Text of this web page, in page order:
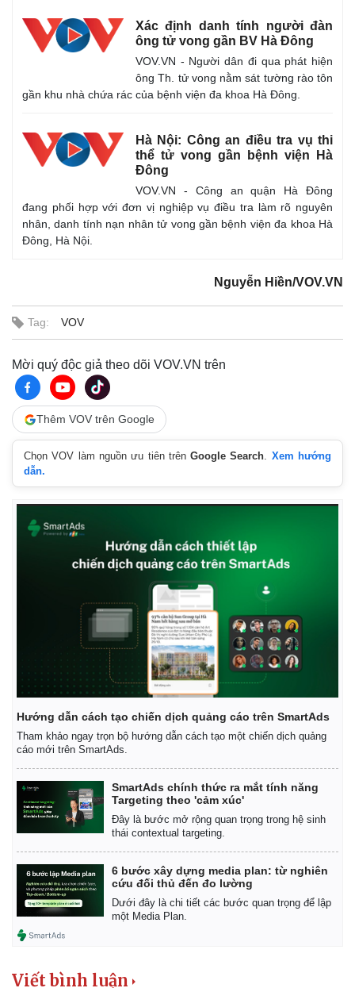
Kinh tế
Bất động sản
Khởi nghiệp
Thị trường
Giá vàng
Tiêu dùng
Giá cà phê
Xác định danh tính người đàn
ông tử vong gần BV Hà Đông
VOV.VN - Người dân đi qua phát hiện
ông Th. tử vong nằm sát tường rào tôn
gần khu nhà chứa rác của bệnh viện đa khoa Hà Đông.
Hà Nội: Công an điều tra vụ thi
thể tử vong gần bệnh viện Hà
Đông
VOV.VN - Công an quận Hà Đông
đang phối hợp với đơn vị nghiệp vụ điều tra làm rõ nguyên
nhân, danh tính nạn nhân tử vong gần bệnh viện đa khoa Hà
Đông, Hà Nội.
Nguyễn Hiền/VOV.VN
Tag: VOV
Mời quý độc giả theo dõi VOV.VN trên
Thêm VOV trên Google
Chọn VOV làm nguồn ưu tiên trênGoogle Search. Xem hướng
dẫn.
Hướng dẫn cách tạo chiến dịch quảng cáo trên SmartAds
Tham khảo ngay trọn bộ hướng dẫn cách tạo một chiến dịch quảng
cáo mới trên SmartAds.
SmartAds chính thức ra mắt tính năng
Targeting theo 'cảm xúc'
Đây là bước mở rộng quan trọng trong hệ sinh
thái contextual targeting.
6 bước xây dựng media plan: từ nghiên
cứu đối thủ đến đo lường
Dưới đây là chi tiết các bước quan trọng để lập
một Media Plan.
Viết bình luận